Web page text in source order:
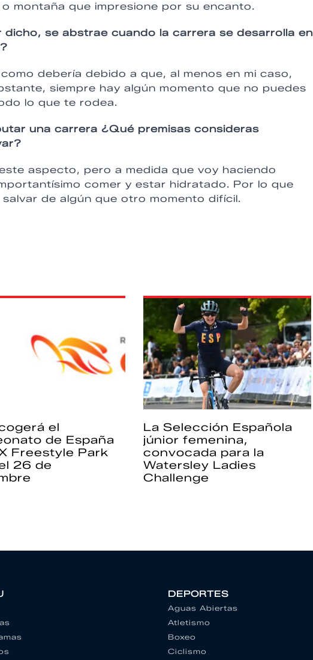
montaña que impresione por su encanto.
se abstrae cuando la carrera se desarrolla en
debería debido a que, al menos en mi caso,
siempre hay algún momento que no puedes
lo que te rodea.
una carrera ¿Qué premisas consideras
aspecto, pero a medida que voy haciendo
comer y estar hidratado. Por lo que
de algún que otro momento difícil.
el
de España
Freestyle Park
26 de
La Selección Española
júnior femenina,
convocada para la
Watersley Ladies
Challenge
DEPORTES
Aguas Abiertas
Atletismo
Boxeo
Ciclismo